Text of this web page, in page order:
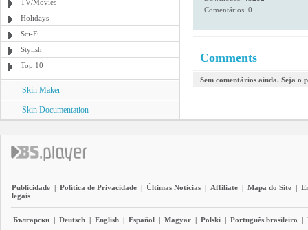
TV/Movies
Holidays
Sci-Fi
Stylish
Top 10
Skin Maker
Skin Documentation
Comentários: 0
Comments
Sem comentários ainda. Seja o
Publicidade | Política de Privacidade | Últimas Notícias | Affiliate | Mapa do Site |
legais
Български | Deutsch | English | Español | Magyar | Polski | Português brasileiro |